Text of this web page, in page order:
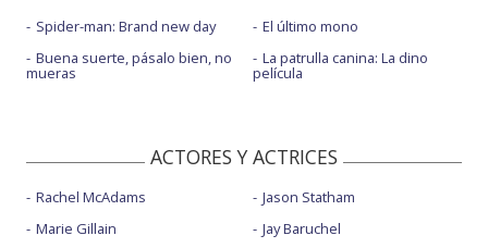
Spider-man: Brand new day
Buena suerte, pásalo bien, no
mueras
El último mono
La patrulla canina: La dino
película
ACTORES Y ACTRICES
Rachel McAdams
Marie Gillain
Jason Statham
Jay Baruchel